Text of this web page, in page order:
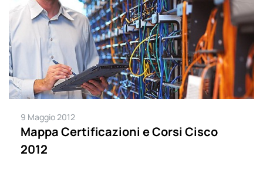
9 Maggio 2012
Mappa Certificazioni e Corsi Cisco
2012